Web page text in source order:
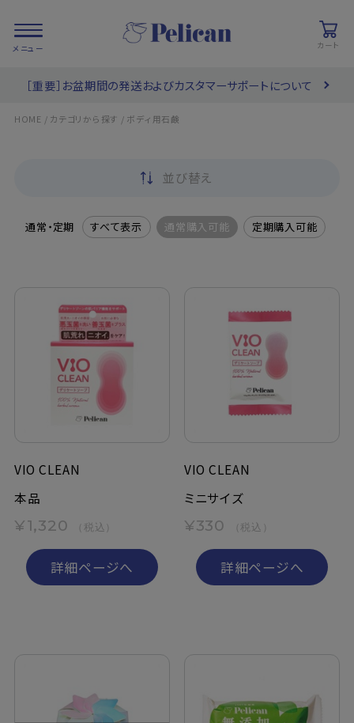
カート
PRODUCTS/ 商品を探す
定期購入
ペリカン石鹸について
ご利用案内
よくあるご質問
利用規約
［重要］お盆期間の発送およびカスタマーサポートについて
HOME / カテゴリから探す / ボディ用石鹸
並び替え
通常・定期 すべて表示 通常購入可能 定期購入可能
VIO CLEAN
本品
¥1,320 （税込）
詳細ページへ
VIO CLEAN
ミニサイズ
¥330 （税込）
詳細ページへ